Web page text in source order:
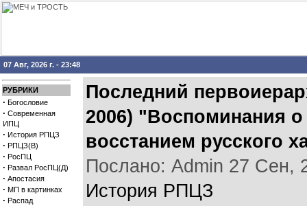
07 Авг, 2026 г. - 23:48
РУБРИКИ
· Богословие
· Современная
ИПЦ
· История РПЦЗ
· РПЦЗ(В)
· РосПЦ
· Развал РосПЦ(Д)
· Апостасия
· МП в картинках
· Распад
Последний
2006) "Воспоминания
восстанием русского
Послано: Admin 27 Сен,
История РПЦЗ